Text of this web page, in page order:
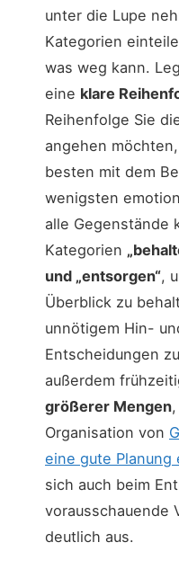
unter die Lupe
Kategorien
was weg kann.
eine klare
Reihenfolge Sie
angehen
besten mit dem
wenigsten
alle Gegenstände
Kategorien
und „entsorgen“,
Überblick zu
unnötigem Hin-
Entscheidungen
außerdem
größerer Mengen
Organisation von
eine gute
sich auch beim
vorausschauende
deutlich aus.